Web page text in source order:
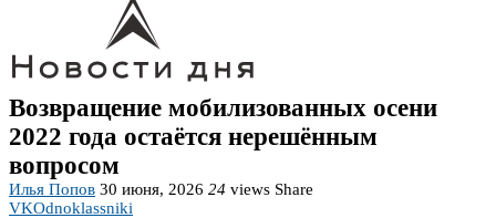
Возвращение мобилизованных осени
2022 года остаётся нерешённым
вопросом
Илья Попов 30 июня, 2026 24 views Share
VKOdnoklassniki